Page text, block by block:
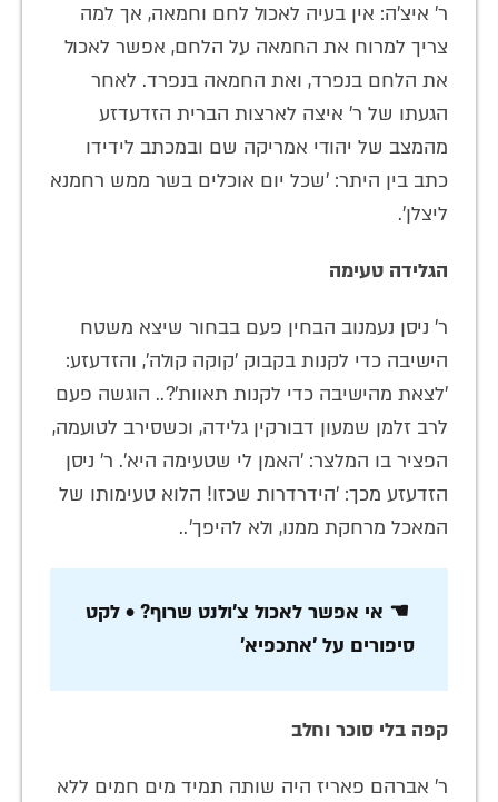
ר' איצ'ה: אין בעיה לאכול לחם וחמאה, אך למה
צריך למרוח את החמאה על הלחם, אפשר לאכול
את הלחם בנפרד, ואת החמאה בנפרד. לאחר
הגעתו של ר' איצה לארצות הברית הזדעדזע
מהמצב של יהודי אמריקה שם ובמכתב לידידו
כתב בין היתר: 'שכל יום אוכלים בשר ממש רחמנא
ליצלן'.
הגלידה טעימה
ר' ניסן נעמנוב הבחין פעם בבחור שיצא משטח
הישיבה כדי לקנות בקבוק 'קוקה קולה', והזדעזע:
'לצאת מהישיבה כדי לקנות תאוות'?.. הוגשה פעם
לרב זלמן שמעון דבורקין גלידה, וכשסירב לטועמה,
הפציר בו המלצר: 'האמן לי שטעימה היא'. ר׳ ניסן
הזדעזע מכך: 'הידרדרות שכזו! הלוא טעימותו של
המאכל מרחקת ממנו, ולא להיפך'..
☚ אי אפשר לאכול צ'ולנט שרוף? • לקט
סיפורים על 'אתכפיא'
קפה בלי סוכר וחלב
ר' אברהם פאריז היה שותה תמיד מים חמים ללא